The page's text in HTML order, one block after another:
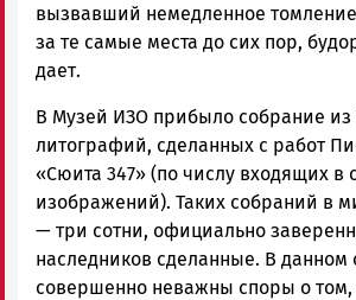
вызвавший немедленное
за те самые места до сих пор,
дает.
В Музей ИЗО прибыло собрание из
литографий, сделанных с работ
«Сюита 347» (по числу входящих в
изображений). Таких собраний в
— три сотни, официально
наследников сделанные. В данном
совершенно неважны споры о том,